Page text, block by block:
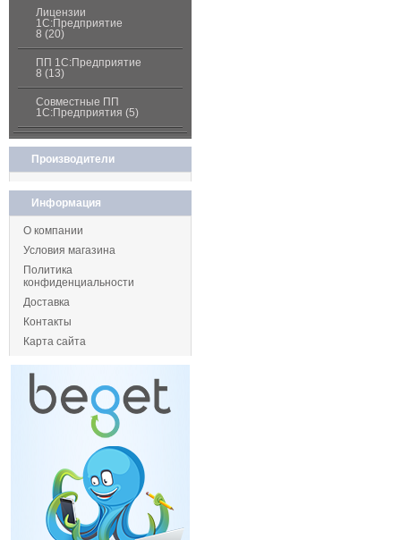
Лицензии
1С:Предприятие
8 (20)
ПП 1С:Предприятие
8 (13)
Совместные ПП
1С:Предприятия (5)
Производители
Информация
О компании
Условия магазина
Политика
конфиденциальности
Доставка
Контакты
Карта сайта